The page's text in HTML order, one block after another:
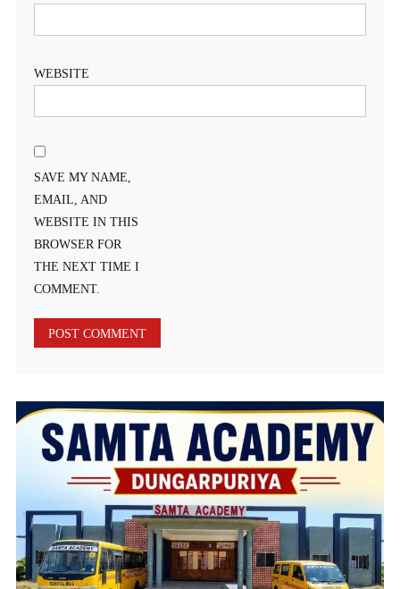
WEBSITE
SAVE MY NAME,
EMAIL, AND
WEBSITE IN THIS
BROWSER FOR
THE NEXT TIME I
COMMENT.